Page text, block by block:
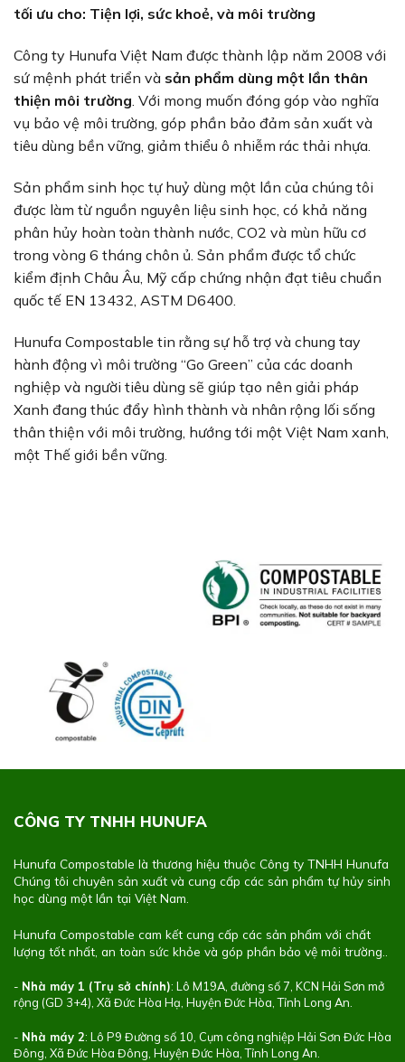
tối ưu cho: Tiện lợi, sức khoẻ, và môi trường
Công ty Hunufa Việt Nam được thành lập năm 2008 với
sứ mệnh phát triển và sản phẩm dùng một lần thân
thiện môi trường. Với mong muốn đóng góp vào nghĩa
vụ bảo vệ môi trường, góp phần bảo đảm sản xuất và
tiêu dùng bền vững, giảm thiểu ô nhiễm rác thải nhựa.
Sản phẩm sinh học tự huỷ dùng một lần của chúng tôi
được làm từ nguồn nguyên liệu sinh học, có khả năng
phân hủy hoàn toàn thành nước, CO2 và mùn hữu cơ
trong vòng 6 tháng chôn ủ. Sản phẩm được tổ chức
kiểm định Châu Âu, Mỹ cấp chứng nhận đạt tiêu chuẩn
quốc tế EN 13432, ASTM D6400.
Hunufa Compostable tin rằng sự hỗ trợ và chung tay
hành động vì môi trường “Go Green” của các doanh
nghiệp và người tiêu dùng sẽ giúp tạo nên giải pháp
Xanh đang thúc đẩy hình thành và nhân rộng lối sống
thân thiện với môi trường, hướng tới một Việt Nam xanh,
một Thế giới bền vững.
CÔNG TY TNHH HUNUFA
Hunufa Compostable là thương hiệu thuộc Công ty TNHH Hunufa
Chúng tôi chuyên sản xuất và cung cấp các sản phẩm tự hủy sinh
học dùng một lần tại Việt Nam.
Hunufa Compostable cam kết cung cấp các sản phẩm với chất
lượng tốt nhất, an toàn sức khỏe và góp phần bảo vệ môi trường..
- Nhà máy 1 (Trụ sở chính): Lô M19A, đường số 7, KCN Hải Sơn mở
rộng (GD 3+4), Xã Đức Hòa Hạ, Huyện Đức Hòa, Tỉnh Long An.
- Nhà máy 2: Lô P9 Đường số 10, Cụm công nghiệp Hải Sơn Đức Hòa
Đông, Xã Đức Hòa Đông, Huyện Đức Hòa, Tỉnh Long An.